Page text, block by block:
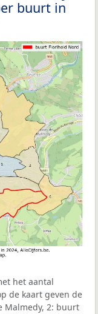
buurt in
het aantal
de kaart geven de
Malmedy, 2: buurt